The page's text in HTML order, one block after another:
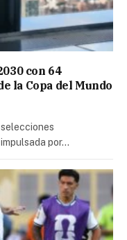
con 64
la Copa del Mundo
por…